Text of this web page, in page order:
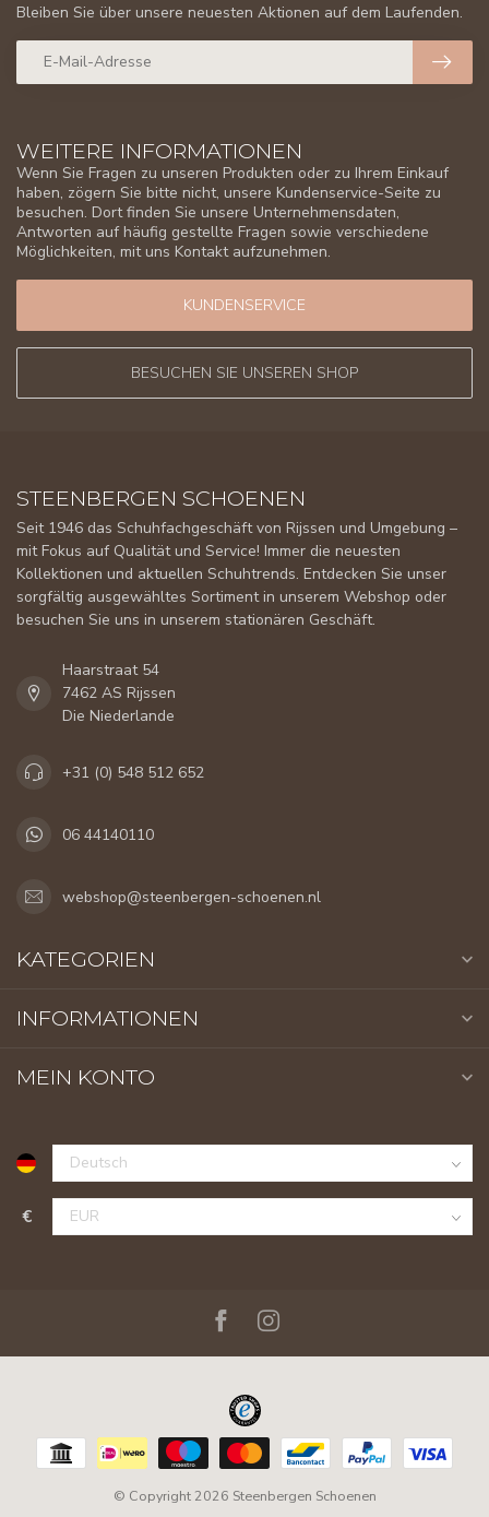
WEITERE INFORMATIONEN
Wenn Sie Fragen zu unseren Produkten oder zu Ihrem Einkauf
haben, zögern Sie bitte nicht, unsere Kundenservice-Seite zu
besuchen. Dort finden Sie unsere Unternehmensdaten,
Antworten auf häufig gestellte Fragen sowie verschiedene
Möglichkeiten, mit uns Kontakt aufzunehmen.
KUNDENSERVICE
BESUCHEN SIE UNSEREN SHOP
Bleiben Sie über unsere neuesten Aktionen auf dem Laufenden.
STEENBERGEN SCHOENEN
Seit 1946 das Schuhfachgeschäft von Rijssen und Umgebung –
mit Fokus auf Qualität und Service! Immer die neuesten
Kollektionen und aktuellen Schuhtrends. Entdecken Sie unser
sorgfältig ausgewähltes Sortiment in unserem Webshop oder
besuchen Sie uns in unserem stationären Geschäft.
Haarstraat 54
7462 AS Rijssen
Die Niederlande
+31 (0) 548 512 652
06 44140110
webshop@steenbergen-schoenen.nl
KATEGORIEN
INFORMATIONEN
MEIN KONTO
€
© Copyright 2026 Steenbergen Schoenen